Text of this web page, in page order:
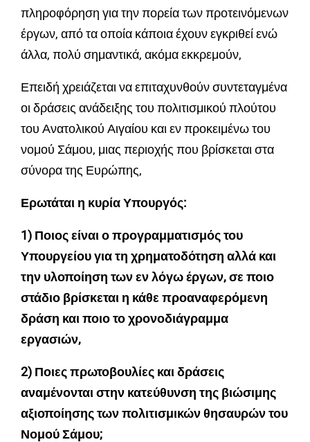
πληροφόρηση για την πορεία των προτεινόμενων
έργων, από τα οποία κάποια έχουν εγκριθεί ενώ
άλλα, πολύ σημαντικά, ακόμα εκκρεμούν,
Επειδή χρειάζεται να επιταχυνθούν συντεταγμένα
οι δράσεις ανάδειξης του πολιτισμικού πλούτου
του Ανατολικού Αιγαίου και εν προκειμένω του
νομού Σάμου, μιας περιοχής που βρίσκεται στα
σύνορα της Ευρώπης,
Ερωτάται η κυρία Υπουργός:
1) Ποιος είναι ο προγραμματισμός του
Υπουργείου για τη χρηματοδότηση αλλά και
την υλοποίηση των εν λόγω έργων, σε ποιο
στάδιο βρίσκεται η κάθε προαναφερόμενη
δράση και ποιο το χρονοδιάγραμμα
εργασιών,
2) Ποιες πρωτοβουλίες και δράσεις
αναμένονται στην κατεύθυνση της βιώσιμης
αξιοποίησης των πολιτισμικών θησαυρών του
Νομού Σάμου;